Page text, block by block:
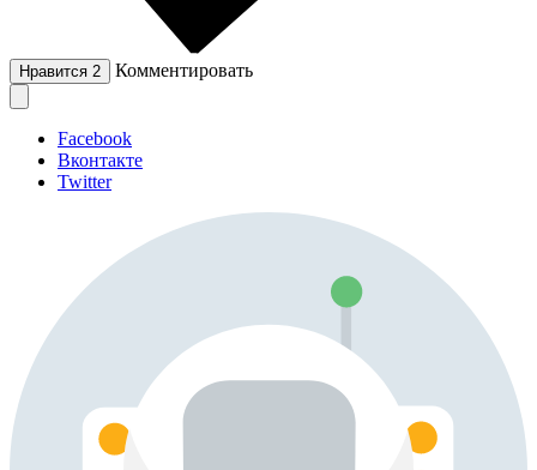
Нравится 2 Комментировать
Facebook
Вконтакте
Twitter